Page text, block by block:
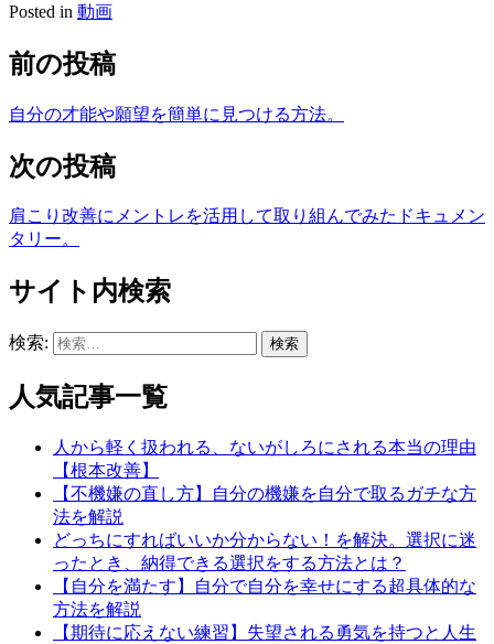
Posted in 動画
前の投稿
自分の才能や願望を簡単に見つける方法。
次の投稿
肩こり改善にメントレを活用して取り組んでみたドキュメン
タリー。
サイト内検索
検索:
人気記事一覧
人から軽く扱われる、ないがしろにされる本当の理由
【根本改善】
【不機嫌の直し方】自分の機嫌を自分で取るガチな方
法を解説
どっちにすればいいか分からない！を解決。選択に迷
ったとき、納得できる選択をする方法とは？
【自分を満たす】自分で自分を幸せにする超具体的な
方法を解説
【期待に応えない練習】失望される勇気を持つと人生